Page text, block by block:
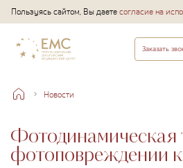
Пользуясь сайтом, Вы даетесогласие на
Заказать
Новости
Фотодинамическая
фотоповреждении